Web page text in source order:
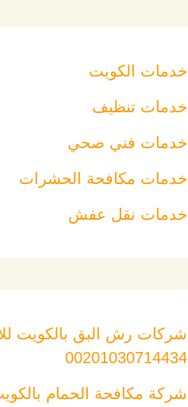
خدمات الكويت
خدمات تنظيف
خدمات فني صحي
خدمات مكافحة الحشرات
خدمات نقل عفش
شركات رش البق بالكويت
00201030714434
شركة مكافحة الحمام